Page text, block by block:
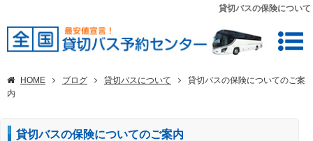
貸切バスの保険について
HOME ブログ 貸切バスについて
貸切バスの保険についてのご案
内
貸切バスの保険についてのご案内